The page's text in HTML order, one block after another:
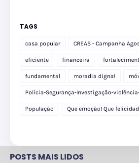
TAGS
casa popular CREAS - Campanha
eficiente financeira
fundamental moradia digna!
Polícia-Segurança-Investigação-
delegacia
População Que emoção! Que
POSTS MAIS LIDOS